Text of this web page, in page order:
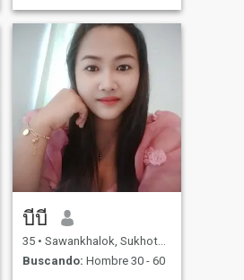
บีบี
35 • Sawankhalok, Sukhothai, Tailandia
Buscando: Hombre 30 - 60